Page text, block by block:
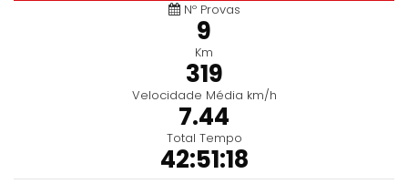
Nº Provas
9
Km
319
Velocidade Média km/h
7.44
Total Tempo
42:51:18